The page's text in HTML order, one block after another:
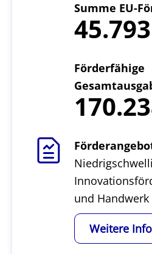
Summe EU-
45.793
Förderfähige
und Handwerk
Weitere